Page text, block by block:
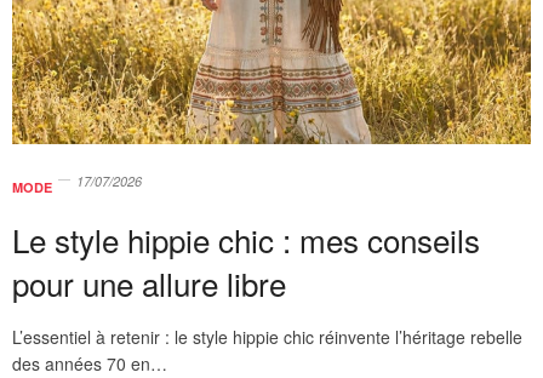
MODE 17/07/2026
Le style hippie chic : mes conseils
pour une allure libre
L’essentiel à retenir : le style hippie chic réinvente l’héritage rebelle
des années 70 en…